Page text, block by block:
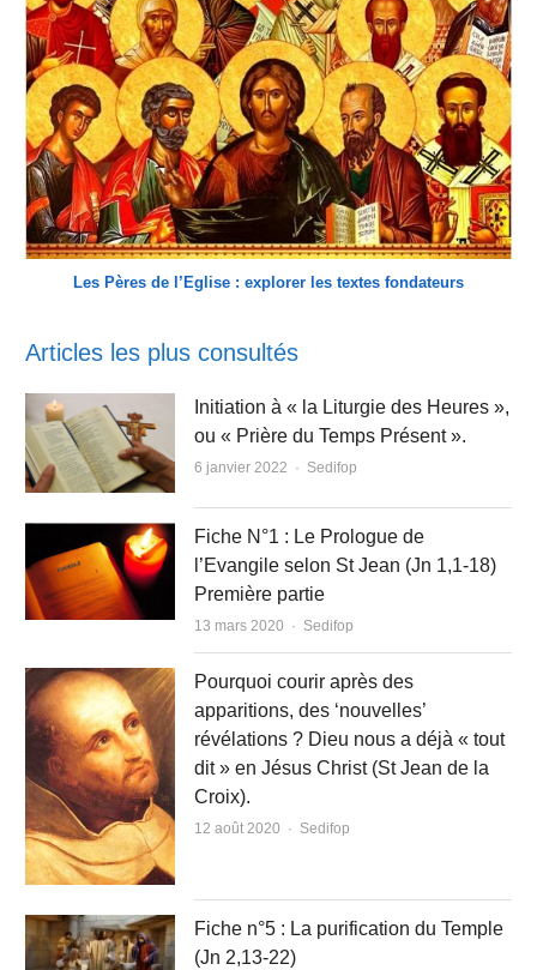
Les Pères de l’Eglise : explorer les textes fondateurs
Articles les plus consultés
Initiation à « la Liturgie des Heures »,
ou « Prière du Temps Présent ».
6 janvier 2022 Author
Sedifop
Fiche N°1 : Le Prologue de
l’Evangile selon St Jean (Jn 1,1-18)
Première partie
13 mars 2020 Author
Sedifop
Pourquoi courir après des
apparitions, des ‘nouvelles’
révélations ? Dieu nous a déjà « tout
dit » en Jésus Christ (St Jean de la
Croix).
12 août 2020 Author
Sedifop
Fiche n°5 : La purification du Temple
(Jn 2,13-22)